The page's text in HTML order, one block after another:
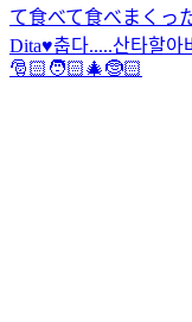
て食べて食べまくっ
Dita♥️춥다.....산타할아
🎅🏻🧑🏻‍🎄🤶🏻